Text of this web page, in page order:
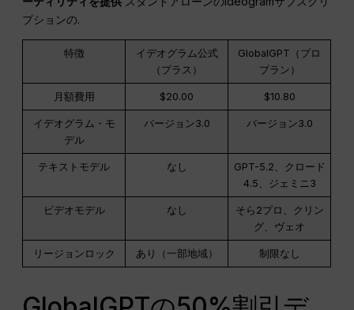
プションの.
特徴
イデオグラム公式
（プラス）
GlobalGPT（プロ
プラン）
月額費用 $20.00 $10.80
イデオグラム・モ
デル
バージョン3.0 バージョン3.0
テキストモデル なし
GPT-5.2、クロード
4.5、ジェミニ3
ビデオモデル なし
そら2プロ、クリン
グ、ヴェオ
リージョンロック あり（一部地域） 制限なし